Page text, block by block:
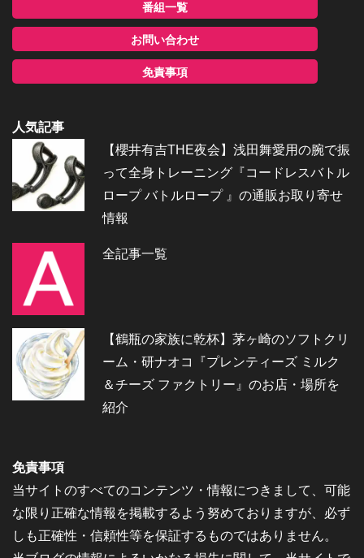
番組一覧
お問い合わせ
免責事項
人気記事
【櫻井有吉THE夜会】浅田舞愛用の腕で振
って全身トレーニング『コードレスバトル
ロープ バトルロープ 』の通販お取り寄せ
情報
全記事一覧
【鶴瓶の家族に乾杯】茅ヶ崎のソフトクリ
ーム・研ナオコ『プレンティーズ ミルク
＆チーズ ファクトリー』のお店・場所を
紹介
免責事項
当サイトのすべてのコンテンツ・情報につきまして、可能
な限り正確な情報を掲載するよう努めておりますが、必ず
しも正確性・信頼性等を保証するものではありません。